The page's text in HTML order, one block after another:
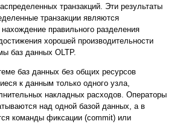
транзакций. Эти результаты
транзакции являются
правильного разделения
хорошей производительности
баз данных OLTP.
баз данных без общих ресурсов
к данным только одного узла,
накладных расходов. Операторы
над одной базой данных, а в
команды фиксации (commit) или